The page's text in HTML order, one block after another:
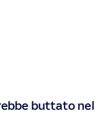
buttato nel